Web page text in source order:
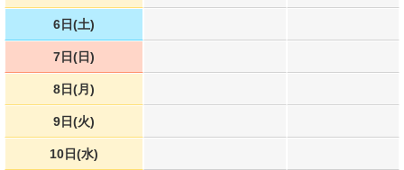
6日(土)
7日(日)
8日(月)
9日(火)
10日(水)